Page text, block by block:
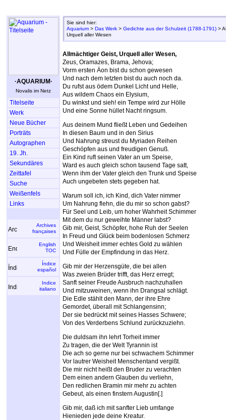
·AQUARIUM·
Novalis im Netz
Titelseite
Werk
Neue Bücher
Porträts
Autographen
19. Jh.
Sekundäres
Zeittafel
Suche
Weißenfels
Links
Archives
françaises
English
TOC
Índice
español
Indice
italiano
Sie sind hier:
Aquarium > Das Werk > Gedichte aus der Schulzeit (1788-1791) >
Urquell aller Wesen
Allmächtiger Geist, Urquell aller Wesen,
Zeus, Oramazes, Brama, Jehova;
Vorm ersten Äon bist du schon gewesen
Und nach dem letzten bist du auch noch da.
Du rufst aus ödem Dunkel Licht und Helle,
Aus wildem Chaos ein Elysium,
Du winkst und sieh! ein Tempe wird zur Hölle
Und eine Sonne hüllet Nacht ringsum.
Aus deinem Mund fließt Leben und Gedeihen
In diesen Baum und in den Sirius
Und Nahrung streust du Myriaden Reihen
Geschöpfen aus und freudigen Genuß.
Ein Kind ruft seinen Vater an um Speise,
Ward es auch gleich schon tausend Tage satt,
Wenn ihm der Vater gleich den Trunk und Speise
Auch ungebeten stets gegeben hat.
Warum soll ich, ich Kind, dich Vater nimmer
Um Nahrung flehn, die du mir so schon gabst?
Für Seel und Leib, um hoher Wahrheit Schimmer
Mit dem du nur geweihte Männer labst?
Gib mir, Geist, Schöpfer, hohe Ruh der Seelen
In Freud und Glück beim bodenlosen Schmerz
Und Weisheit immer echtes Gold zu wählen
Und Fülle der Empfindung in das Herz.
Gib mir der Herzensgüte, die bei allen
Was zweien Brüder trifft, das Herz erregt;
Sanft seiner Freude Ausbruch nachzuhallen
Und mitzuweinen, wenn ihn Drangsal schlägt.
Die Edle stählt den Mann, der ihre Ehre
Gemordet, überall mit Schlangensinn;
Der sie bedrückt mit seines Hasses Schwere;
Von des Verderbens Schlund zurückzuziehn.
Die duldsam ihn lehrt Torheit immer
Zu tragen, die der Welt Tyrannin ist
Die ach so gerne nur bei schwachem Schimmer
Vor lautrer Weisheit Menschentand vergißt.
Die mir nicht heißt den Bruder zu verachten
Dem einen andern Glauben du verliehn,
Den redlichen Bramin mir mehr zu achten
Gebeut, als einen finstern Augustin[.]
Gib mir, daß ich mit sanfter Lieb umfange
Hienieden jede deine Kreatur.